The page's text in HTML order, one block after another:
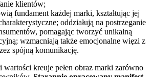
klientów;
fundament każdej marki, kształtując jej
oddziałują na postrzeganie
pomagając tworzyć unikalną
wzmacniają także emocjonalne więzi z
spójną komunikację.
wartości kreuje pełen obraz marki zarówno